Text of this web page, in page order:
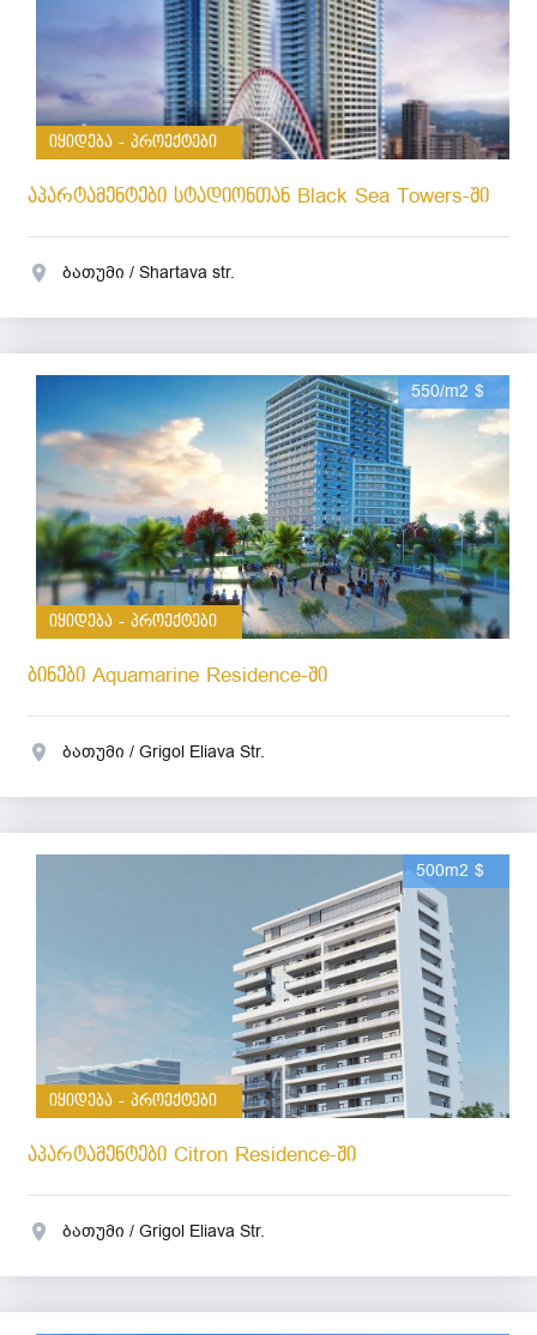
იყიდება - პროექტები
აპარტამენტები სტადიონთან Black Sea Towers-ში
ბათუმი / Shartava str.
550/m2 $
იყიდება - პროექტები
ბინები Aquamarine Residence-ში
ბათუმი / Grigol Eliava Str.
500m2 $
იყიდება - პროექტები
აპარტამენტები Citron Residence-ში
ბათუმი / Grigol Eliava Str.